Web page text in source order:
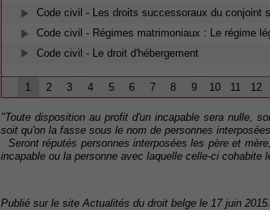
Code civil - Les droits successoraux du conjoint
Code civil - Régimes matrimoniaux : Le régime
Code civil - Le droit d'hébergement
1 2 3 4 5 6 7 8 9 10 11 12
"Toute disposition au profit d'un incapable sera nulle,
soit qu'on la fasse sous le nom de personnes
Seront réputés personnes interposées les père et
incapable ou la personne avec laquelle celle-ci cohabite
Publié sur le site Actualités du droit belge le 17 juin 2015.